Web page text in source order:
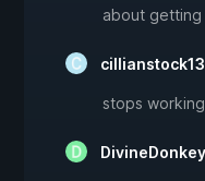
about getting
cillianstock13
stops